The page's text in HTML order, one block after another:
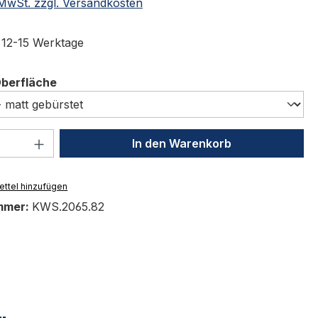
15 Werktage
auswählen
Anzahl: Gib den gewünschten Wert
In den Warenkorb
hinzufügen
KWS.2065.82